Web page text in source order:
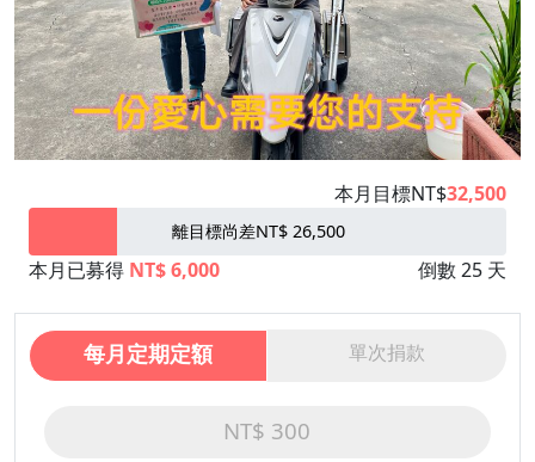
本月目標NT$32,500
離目標尚差NT$ 26,500
本月已募得 NT$ 6,000 倒數 25 天
每月定期定額 單次捐款
NT$ 300